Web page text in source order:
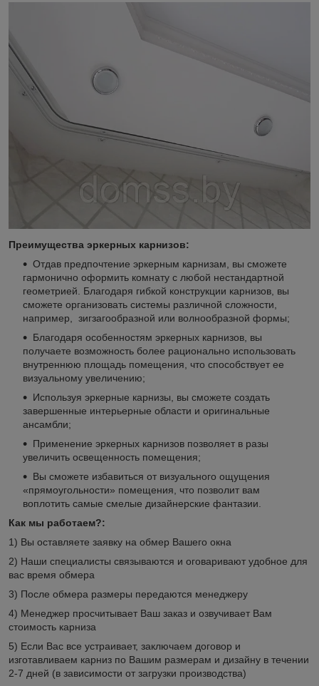
Преимущества эркерных карнизов:
Отдав предпочтение эркерным карнизам, вы сможете
гармонично оформить комнату с любой нестандартной
геометрией. Благодаря гибкой конструкции карнизов, вы
сможете организовать системы различной сложности,
например, зигзагообразной или волнообразной формы;
Благодаря особенностям эркерных карнизов, вы
получаете возможность более рационально использовать
внутреннюю площадь помещения, что способствует ее
визуальному увеличению;
Используя эркерные карнизы, вы сможете создать
завершенные интерьерные области и оригинальные
ансамбли;
Применение эркерных карнизов позволяет в разы
увеличить освещенность помещения;
Вы сможете избавиться от визуального ощущения
«прямоугольности» помещения, что позволит вам
воплотить самые смелые дизайнерские фантазии.
Как мы работаем?:
1) Вы оставляете заявку на обмер Вашего окна
2) Наши специалисты связываются и оговаривают удобное для
вас время обмера
3) После обмера размеры передаются менеджеру
4) Менеджер просчитывает Ваш заказ и озвучивает Вам
стоимость карниза
5) Если Вас все устраивает, заключаем договор и
изготавливаем карниз по Вашим размерам и дизайну в течении
2-7 дней (в зависимости от загрузки производства)